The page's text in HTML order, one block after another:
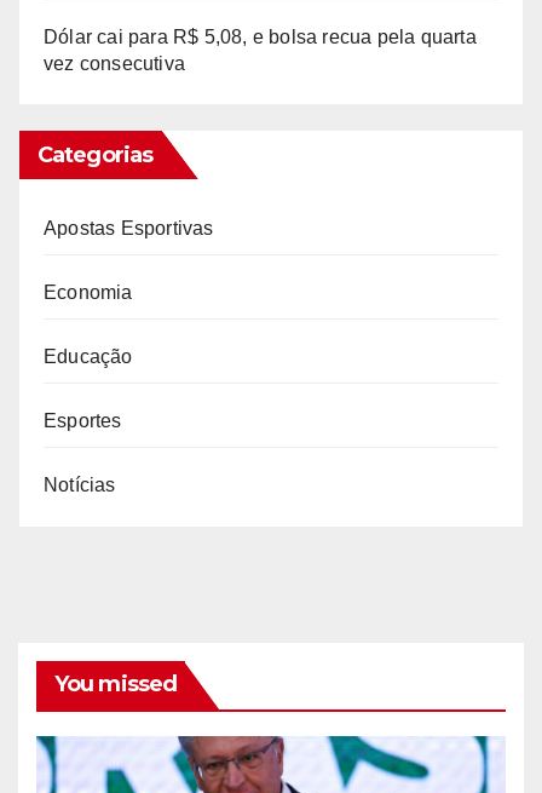
Dólar cai para R$ 5,08, e bolsa recua pela quarta
vez consecutiva
Categorias
Apostas Esportivas
Economia
Educação
Esportes
Notícias
You missed